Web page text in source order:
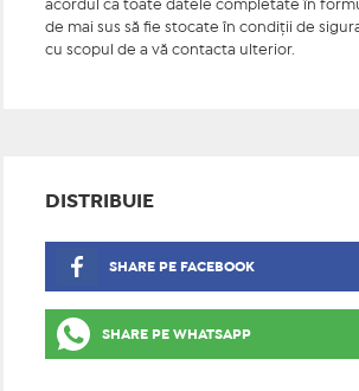
acordul ca toate datele completate în
de mai sus să fie stocate în condiţii de
cu scopul de a vă contacta ulterior.
DISTRIBUIE
SHARE PE FACEBOOK
SHARE PE WHATSAPP